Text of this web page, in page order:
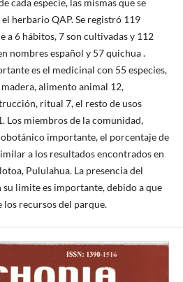
cada especie, las mismas que se
herbario QAP. Se registró 119
a 6 hábitos, 7 son cultivadas y 112
nombres español y 57 quichua .
es el medicinal con 55 especies,
alimento animal 12,
ritual 7, el resto de usos
Los miembros de la comunidad,
importante, el porcentaje de
a los resultados encontrados en
Pululahua. La presencia del
su limite es importante, debido a que
los recursos del parque.